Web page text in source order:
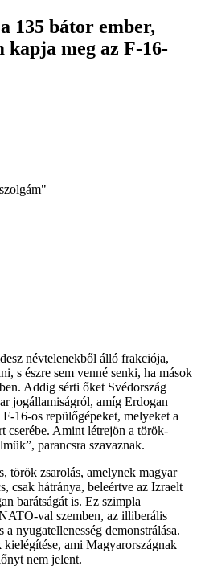
135 bátor ember,
kapja meg az F-16-
névtelenekből álló frakciója,
s észre sem venné senki, ha mások
Addig sérti őket Svédország
jogállamiságról, amíg Erdogan
16-os repülőgépeket, melyeket a
cserébe. Amint létrejön a török-
parancsra szavaznak.
török zsarolás, amelynek magyar
csak hátránya, beleértve az Izraelt
barátságát is. Ez szimpla
val szemben, az illiberális
nyugatellenesség demonstrálása.
ami Magyarországnak
nem jelent.